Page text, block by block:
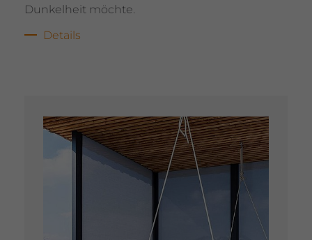
Dunkel­heit möchte.
Details